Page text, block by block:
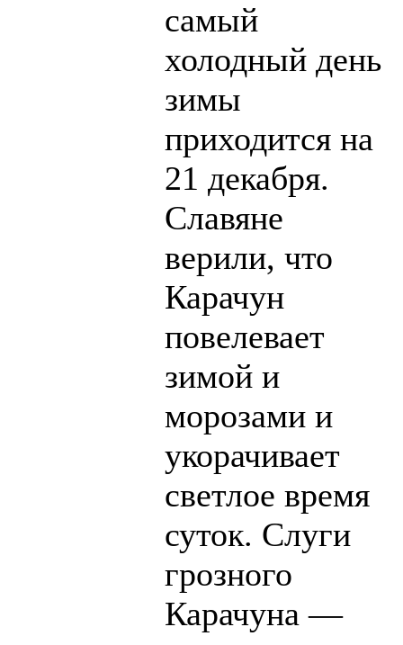
самый
холодный день
зимы
приходится на
21 декабря.
Славяне
верили, что
Карачун
повелевает
зимой и
морозами и
укорачивает
светлое время
суток. Слуги
грозного
Карачуна —